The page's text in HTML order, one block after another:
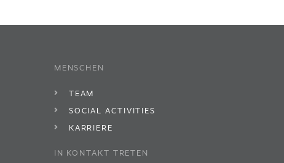
MENSCHEN
TEAM
SOCIAL ACTIVITIES
KARRIERE
IN KONTAKT TRETEN